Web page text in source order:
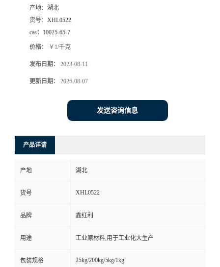
产地： 湖北
货号： XHL0522
cas： 10025-65-7
价格： ￥1/千克
发布日期： 2023-08-11
更新日期： 2026-08-07
发送咨询信息
产品详请
产地 湖北
货号 XHL0522
品牌 鑫红利
用途 工业原材料,用于工业化大生产
包装规格 25kg/200kg/5kg/1kg